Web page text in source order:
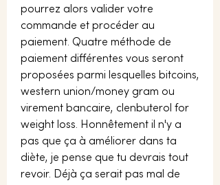
pourrez alors valider votre
commande et procéder au
paiement. Quatre méthode de
paiement différentes vous seront
proposées parmi lesquelles bitcoins,
western union/money gram ou
virement bancaire, clenbuterol for
weight loss. Honnêtement il n'y a
pas que ça à améliorer dans ta
diète, je pense que tu devrais tout
revoir. Déjà ça serait pas mal de